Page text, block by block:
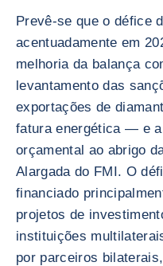
Prevê-se que o défice
acentuadamente em
melhoria da balança
levantamento das
exportações de
fatura energética — e
orçamental ao abrigo
Alargada do FMI. O
financiado
projetos de
instituições
por parceiros